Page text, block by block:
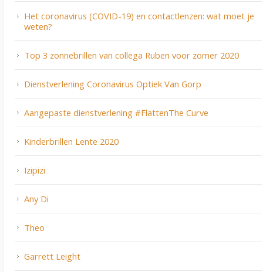
Het coronavirus (COVID-19) en contactlenzen: wat moet je
weten?
Top 3 zonnebrillen van collega Ruben voor zomer 2020
Dienstverlening Coronavirus Optiek Van Gorp
Aangepaste dienstverlening #FlattenThe Curve
Kinderbrillen Lente 2020
Izipizi
Any Di
Theo
Garrett Leight